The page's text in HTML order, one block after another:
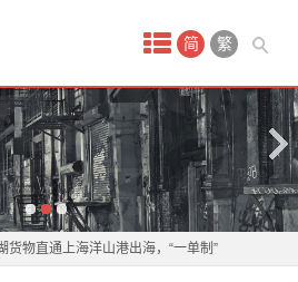
简 繁
球智慧仓储网络
货物直通上海洋山港出海，“一单制”